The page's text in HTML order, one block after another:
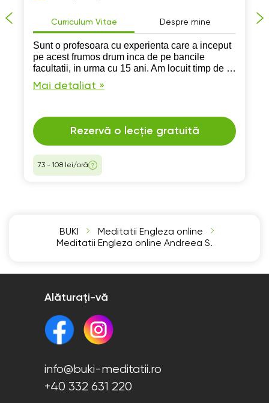
Curriculum Vitae Despre mine
Sunt o profesoara cu experienta care a inceput
pe acest frumos drum inca de pe bancile
facultatii, in urma cu 15 ani. Am locuit timp de 5
ani in Marea Britanie, unde am putut aprofunda
si experimenta cu adevarat cultura Engleza.
Mai detaliat »
Rezervă o lecție gratuită
73 - 108 lei/oră
BUKI
Meditatii Engleza online
Meditatii Engleza online Andreea S.
Alăturați-vă
info@buki-meditatii.ro
+40 332 631 220